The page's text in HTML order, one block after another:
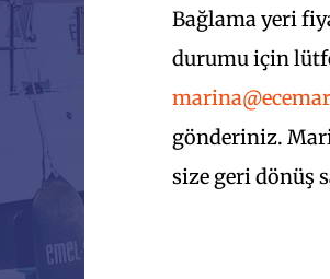
Bağlama yeri
durumu için
gönderiniz.
size geri dönüş